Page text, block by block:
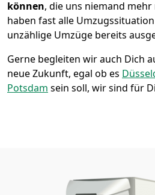
können, die uns niemand
haben fast alle
unzählige Umzüge bereits
Gerne begleiten wir auch Dich
neue Zukunft, egal ob es
Potsdam sein soll, wir sind für